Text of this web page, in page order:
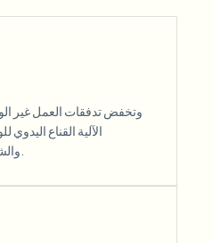
وتخفض تدفقات العمل غير
الآلية القناع